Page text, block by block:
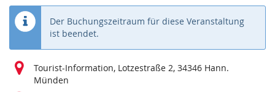
Der Buchungszeitraum für diese Veranstaltung
ist beendet.
Tourist-Information, Lotzestraße 2, 34346 Hann.
Münden